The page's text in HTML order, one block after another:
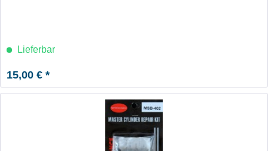
Lieferbar
15,00 € *